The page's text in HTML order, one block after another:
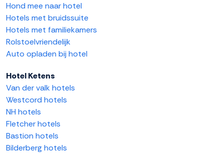
Hond mee naar hotel
Hotels met bruidssuite
Hotels met familiekamers
Rolstoelvriendelijk
Auto opladen bij hotel
Hotel Ketens
Van der valk hotels
Westcord hotels
NH hotels
Fletcher hotels
Bastion hotels
Bilderberg hotels